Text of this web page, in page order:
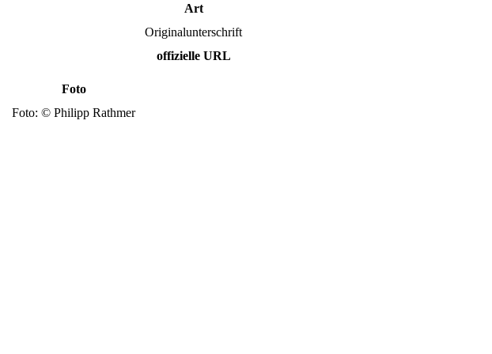
Art
Originalunterschrift
offizielle URL
Foto
Foto: © Philipp Rathmer